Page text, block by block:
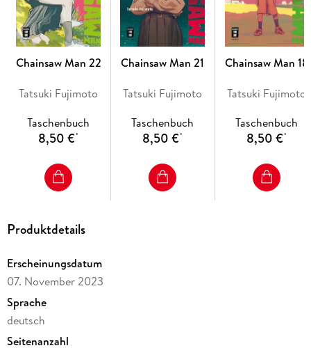
Chainsaw Man 22
Tatsuki Fujimoto
Taschenbuch
8,50 €*
Chainsaw Man 21
Tatsuki Fujimoto
Taschenbuch
8,50 €*
Chainsaw Man 18
Tatsuki Fujimoto
Taschenbuch
8,50 €*
Produktdetails
Erscheinungsdatum
07. November 2023
Sprache
deutsch
Seitenanzahl